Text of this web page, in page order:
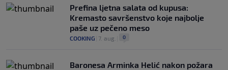
Prefina ljetna salata od kupusa:
Kremasto savršenstvo koje najbolje
paše uz pečeno meso
COOKING 7. aug. 0
Baronesa Arminka Helić nakon požara